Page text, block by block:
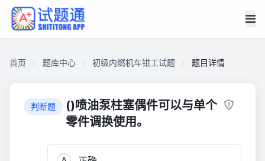
首页 题库中心 初级内燃机车钳工试题 题目详情
判断题
()喷油泵柱塞偶件可以与单个
零件调换使用。